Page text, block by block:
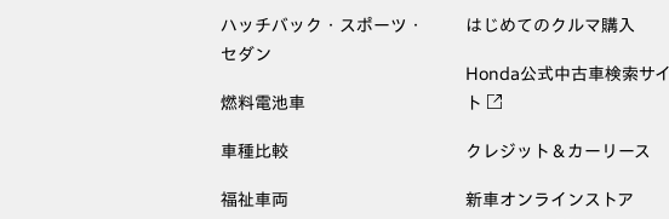
ハッチバック・スポーツ・
セダン
燃料電池車
車種比較
福祉車両
はじめてのクルマ購入
Honda公式中古車検索サイ
ト
クレジット＆カーリース
新車オンラインストア